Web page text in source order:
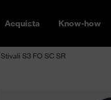
Acquista Know-how
S3 FO SC SR